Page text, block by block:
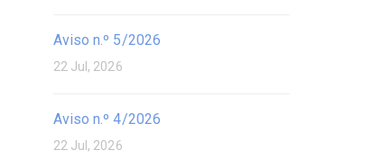
Aviso n.º 5/2026
22 Jul, 2026
Aviso n.º 4/2026
22 Jul, 2026